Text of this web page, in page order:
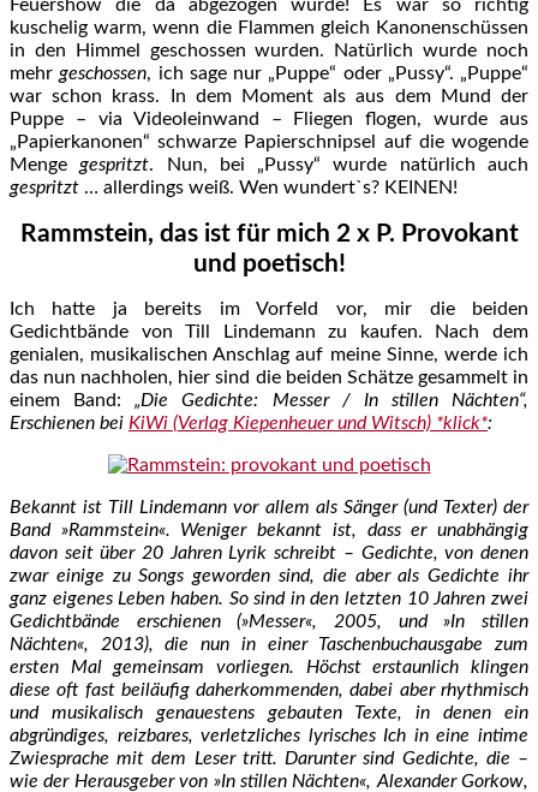
Feuershow die da abgezogen wurde! Es war so richtig
kuschelig warm, wenn die Flammen gleich Kanonenschüssen
in den Himmel geschossen wurden. Natürlich wurde noch
mehr geschossen, ich sage nur „Puppe“ oder „Pussy“. „Puppe“
war schon krass. In dem Moment als aus dem Mund der
Puppe – via Videoleinwand – Fliegen flogen, wurde aus
„Papierkanonen“ schwarze Papierschnipsel auf die wogende
Menge gespritzt. Nun, bei „Pussy“ wurde natürlich auch
gespritzt … allerdings weiß. Wen wundert`s? KEINEN!
Rammstein, das ist für mich 2 x P. Provokant
und poetisch!
Ich hatte ja bereits im Vorfeld vor, mir die beiden
Gedichtbände von Till Lindemann zu kaufen. Nach dem
genialen, musikalischen Anschlag auf meine Sinne, werde ich
das nun nachholen, hier sind die beiden Schätze gesammelt in
einem Band:„Die Gedichte: Messer / In stillen Nächten“,
Erschienen bei KiWi (Verlag Kiepenheuer und Witsch) *klick*:
Bekannt ist Till Lindemann vor allem als Sänger (und Texter) der
Band »Rammstein«. Weniger bekannt ist, dass er unabhängig
davon seit über 20 Jahren Lyrik schreibt – Gedichte, von denen
zwar einige zu Songs geworden sind, die aber als Gedichte ihr
ganz eigenes Leben haben. So sind in den letzten 10 Jahren zwei
Gedichtbände erschienen (»Messer«, 2005, und »In stillen
Nächten«, 2013), die nun in einer Taschenbuchausgabe zum
ersten Mal gemeinsam vorliegen. Höchst erstaunlich klingen
diese oft fast beiläufig daherkommenden, dabei aber rhythmisch
und musikalisch genauestens gebauten Texte, in denen ein
abgründiges, reizbares, verletzliches lyrisches Ich in eine intime
Zwiesprache mit dem Leser tritt. Darunter sind Gedichte, die –
wie der Herausgeber von »In stillen Nächten«, Alexander Gorkow,